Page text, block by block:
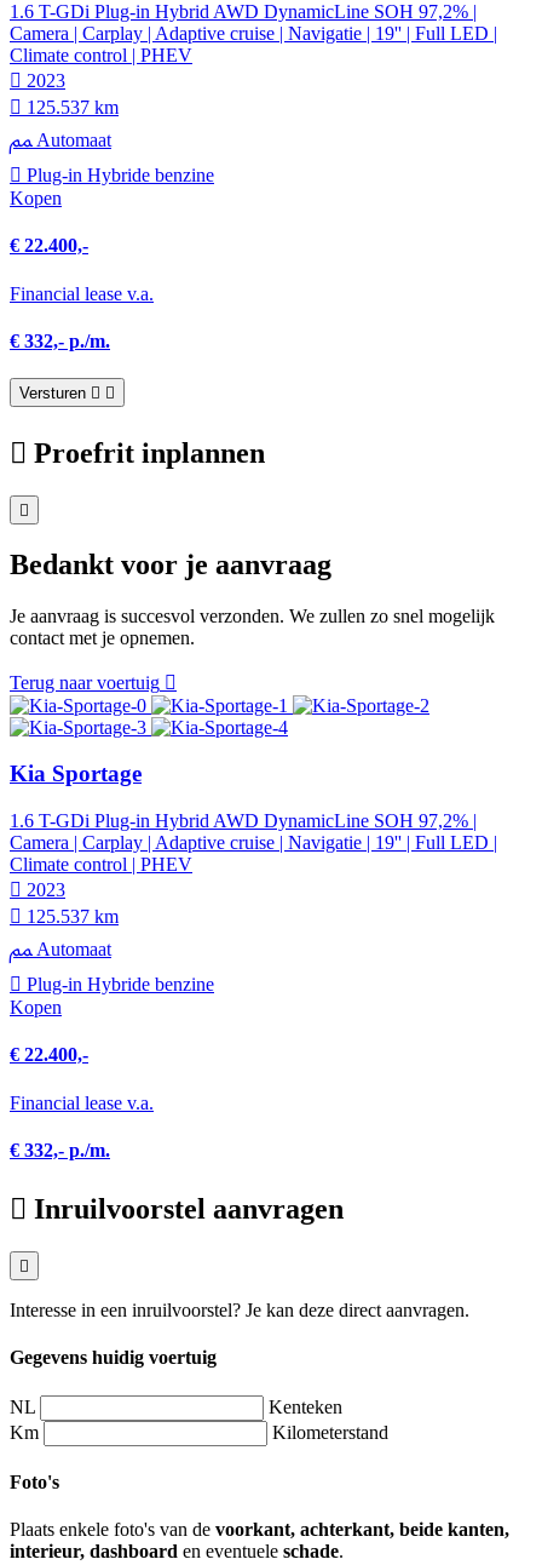
1.6 T-GDi Plug-in Hybrid AWD DynamicLine SOH 97,2% |
Camera | Carplay | Adaptive cruise | Navigatie | 19'' | Full LED |
Climate control | PHEV
2023
125.537 km
Automaat
Plug-in Hybride benzine
Kopen
€ 22.400,-
Financial lease v.a.
€ 332,- p./m.
Versturen
Proefrit inplannen
Bedankt voor je aanvraag
Je aanvraag is succesvol verzonden. We zullen zo snel mogelijk
contact met je opnemen.
Terug naar voertuig
Kia Sportage
1.6 T-GDi Plug-in Hybrid AWD DynamicLine SOH 97,2% |
Camera | Carplay | Adaptive cruise | Navigatie | 19'' | Full LED |
Climate control | PHEV
2023
125.537 km
Automaat
Plug-in Hybride benzine
Kopen
€ 22.400,-
Financial lease v.a.
€ 332,- p./m.
Inruilvoorstel aanvragen
Interesse in een inruilvoorstel? Je kan deze direct aanvragen.
Gegevens huidig voertuig
NL
Kenteken
Km
Kilometerstand
Foto's
Plaats enkele foto's van de voorkant, achterkant, beide kanten,
interieur, dashboard en eventuele schade.